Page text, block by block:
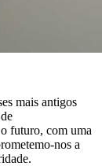
mais antigos
futuro, com uma
nos a